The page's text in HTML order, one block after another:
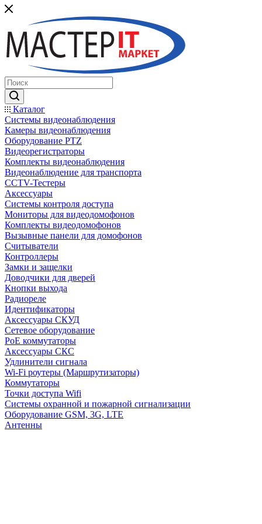
Каталог
Системы видеонаблюдения
Камеры видеонаблюдения
Оборудование PTZ
Видеорегистраторы
Комплекты видеонаблюдения
Видеонаблюдение для транспорта
CCTV-Тестеры
Аксессуары
Системы контроля доступа
Мониторы для видеодомофонов
Комплекты видеодомофонов
Вызывные панели для домофонов
Считыватели
Контроллеры
Замки и защелки
Доводчики для дверей
Кнопки выхода
Радиореле
Идентификаторы
Аксессуары СКУД
Сетевое оборудование
PoE коммутаторы
Аксессуары СКС
Удлинители сигнала
Wi-Fi роутеры (Маршрутизаторы)
Коммутаторы
Точки доступа Wifi
Системы охранной и пожарной сигнализации
Оборудование GSM, 3G, LTE
Антенны